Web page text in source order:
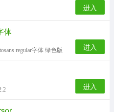
进入
体
regular字体 绿色版 进入
进入